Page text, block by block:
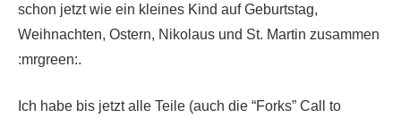
schon jetzt wie ein kleines Kind auf Geburtstag,
Weihnachten, Ostern, Nikolaus und St. Martin zusammen
:mrgreen:.
Ich habe bis jetzt alle Teile (auch die “Forks” Call to